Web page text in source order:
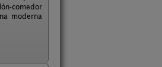
comedor
moderna